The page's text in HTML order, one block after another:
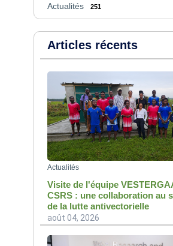
Actualités 251
Articles récents
Actualités
Visite de l'équipe
CSRS : une collaboration au
de la lutte antivectorielle
août 04, 2026